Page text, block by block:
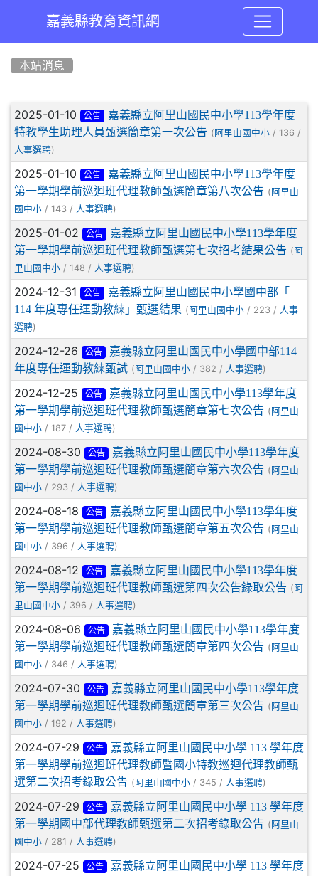
嘉義縣教育資訊網
本站消息
文章列表
2025-01-10 公告
嘉義縣立阿里山國民中小學113學年度
特教學生助理人員甄選簡章第一次公告 ( 阿里山國中小 / 136 /
人事選聘)
2025-01-10 公告
嘉義縣立阿里山國民中小學113學年度
第一學期學前巡迴班代理教師甄選簡章第八次公告 (阿里山
國中小 / 143 / 人事選聘)
2025-01-02 公告
嘉義縣立阿里山國民中小學113學年度
第一學期學前巡迴班代理教師甄選第七次招考結果公告 ( 阿
里山國中小 / 148 / 人事選聘)
2024-12-31 公告
嘉義縣立阿里山國民中小學國中部「
114 年度專任運動教練」甄選結果 (阿里山國中小 / 223 / 人事
選聘)
2024-12-26 公告
嘉義縣立阿里山國民中小學國中部114
年度專任運動教練甄試 ( 阿里山國中小 / 382 / 人事選聘)
2024-12-25 公告
嘉義縣立阿里山國民中小學113學年度
第一學期學前巡迴班代理教師甄選簡章第七次公告 (阿里山
國中小 / 187 / 人事選聘)
2024-08-30 公告
嘉義縣立阿里山國民中小學113學年度
第一學期學前巡迴班代理教師甄選簡章第六次公告 ( 阿里山
國中小 / 293 / 人事選聘)
2024-08-18 公告
嘉義縣立阿里山國民中小學113學年度
第一學期學前巡迴班代理教師甄選簡章第五次公告 (阿里山
國中小 / 396 / 人事選聘)
2024-08-12 公告
嘉義縣立阿里山國民中小學113學年度
第一學期學前巡迴班代理教師甄選第四次公告錄取公告 ( 阿
里山國中小 / 396 / 人事選聘)
2024-08-06 公告
嘉義縣立阿里山國民中小學113學年度
第一學期學前巡迴班代理教師甄選簡章第四次公告 (阿里山
國中小 / 346 / 人事選聘)
2024-07-30 公告
嘉義縣立阿里山國民中小學113學年度
第一學期學前巡迴班代理教師甄選簡章第三次公告 ( 阿里山
國中小 / 192 / 人事選聘)
2024-07-29 公告
嘉義縣立阿里山國民中小學 113 學年度
第一學期學前巡迴班代理教師暨國小特教巡迴代理教師甄
選第二次招考錄取公告 (阿里山國中小 / 345 / 人事選聘)
2024-07-29 公告
嘉義縣立阿里山國民中小學 113 學年度
第一學期國中部代理教師甄選第二次招考錄取公告 ( 阿里山
國中小 / 281 / 人事選聘)
2024-07-25 公告
嘉義縣立阿里山國民中小學 113 學年度